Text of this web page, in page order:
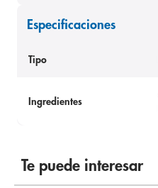
Especificaciones
Tipo
Ingredientes
Te puede interesar
bioderma
9.